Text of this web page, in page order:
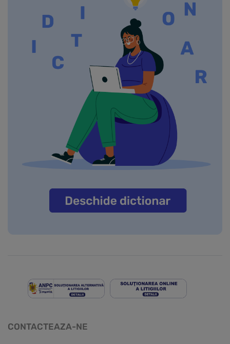
CONTACTEAZA-NE